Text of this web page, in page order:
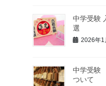
中学受験
選
2026年1
中学受験
ついて